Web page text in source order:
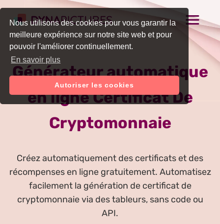
Nous utilisons des cookies pour vous garantir la
meilleure expérience sur notre site web et pour
pouvoir l'améliorer continuellement.
En savoir plus
Autoriser les cookies
Générateur automatique
en ligne Certificat De
Cryptomonnaie
Créez automatiquement des certificats et des
récompenses en ligne gratuitement. Automatisez
facilement la génération de certificat de
cryptomonnaie via des tableurs, sans code ou
API.